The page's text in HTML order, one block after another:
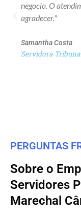
negocio. O
agradecer."
Samantha Costa
Servidora
PERGUNTAS
Sobre o
Servidores
Marechal